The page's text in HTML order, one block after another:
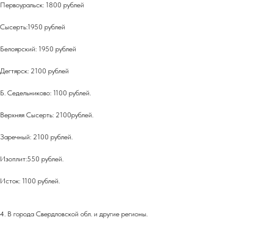
Первоуральск: 1800 рублей
Сысерть:1950 рублей
Белоярский: 1950 рублей
Дегтярск: 2100 рублей
Б. Седельниково: 1100 рублей.
Верхняя Сысерть: 2100рублей.
Заречный: 2100 рублей.
Изоплит:550 рублей.
Исток: 1100 рублей.
4. В города Свердловской обл. и другие регионы.